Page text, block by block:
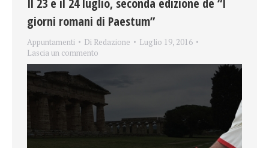
Il 23 e il 24 luglio, seconda edizione de “I
giorni romani di Paestum”
Appuntamenti Di Redazione
Luglio 19, 2016
Lascia un commento